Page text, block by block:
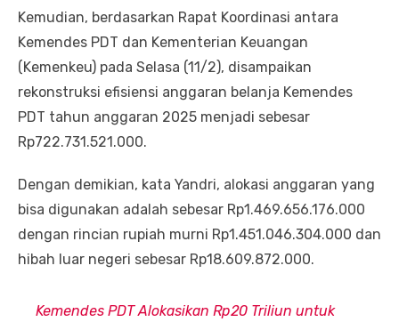
Kemudian, berdasarkan Rapat Koordinasi antara
Kemendes PDT dan Kementerian Keuangan
(Kemenkeu) pada Selasa (11/2), disampaikan
rekonstruksi efisiensi anggaran belanja Kemendes
PDT tahun anggaran 2025 menjadi sebesar
Rp722.731.521.000.
Dengan demikian, kata Yandri, alokasi anggaran yang
bisa digunakan adalah sebesar Rp1.469.656.176.000
dengan rincian rupiah murni Rp1.451.046.304.000 dan
hibah luar negeri sebesar Rp18.609.872.000.
Kemendes PDT Alokasikan Rp20 Triliun untuk